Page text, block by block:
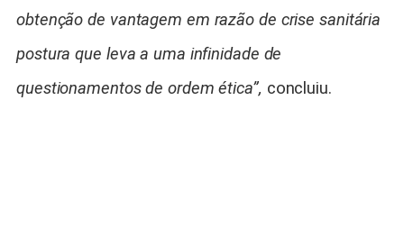
obtenção de vantagem em razão de crise sanitária
postura que leva a uma infinidade de
questionamentos de ordem ética”, concluiu.